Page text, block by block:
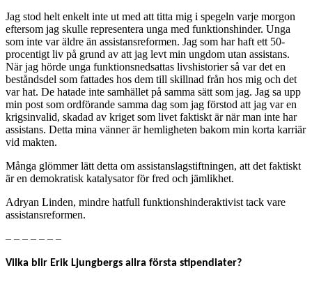
Jag stod helt enkelt inte ut med att titta mig i spegeln varje morgon
eftersom jag skulle representera unga med funktionshinder. Unga
som inte var äldre än assistansreformen. Jag som har haft ett 50-
procentigt liv på grund av att jag levt min ungdom utan assistans.
När jag hörde unga funktionsnedsattas livshistorier så var det en
beståndsdel som fattades hos dem till skillnad från hos mig och det
var hat. De hatade inte samhället på samma sätt som jag. Jag sa upp
min post som ordförande samma dag som jag förstod att jag var en
krigsinvalid, skadad av kriget som livet faktiskt är när man inte har
assistans. Detta mina vänner är hemligheten bakom min korta karriär
vid makten.
Många glömmer lätt detta om assistanslagstiftningen, att det faktiskt
är en demokratisk katalysator för fred och jämlikhet.
Adryan Linden, mindre hatfull funktionshinderaktivist tack vare
assistansreformen.
– – – – – – –
Vilka blir Erik Ljungbergs allra första stipendiater?